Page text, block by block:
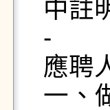
中註
-
應聘
一、